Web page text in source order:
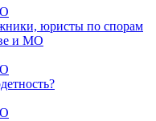
юристы по спорам
и МО